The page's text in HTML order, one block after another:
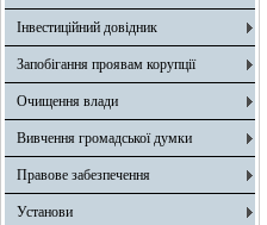
Інвестиційний довідник
Запобігання проявам корупції
Очищення влади
Вивчення громадської думки
Правове забезпечення
Установи